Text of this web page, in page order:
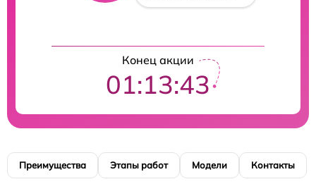
Конец акции
01:13:42
Преимущества Этапы работ Модели Контакты